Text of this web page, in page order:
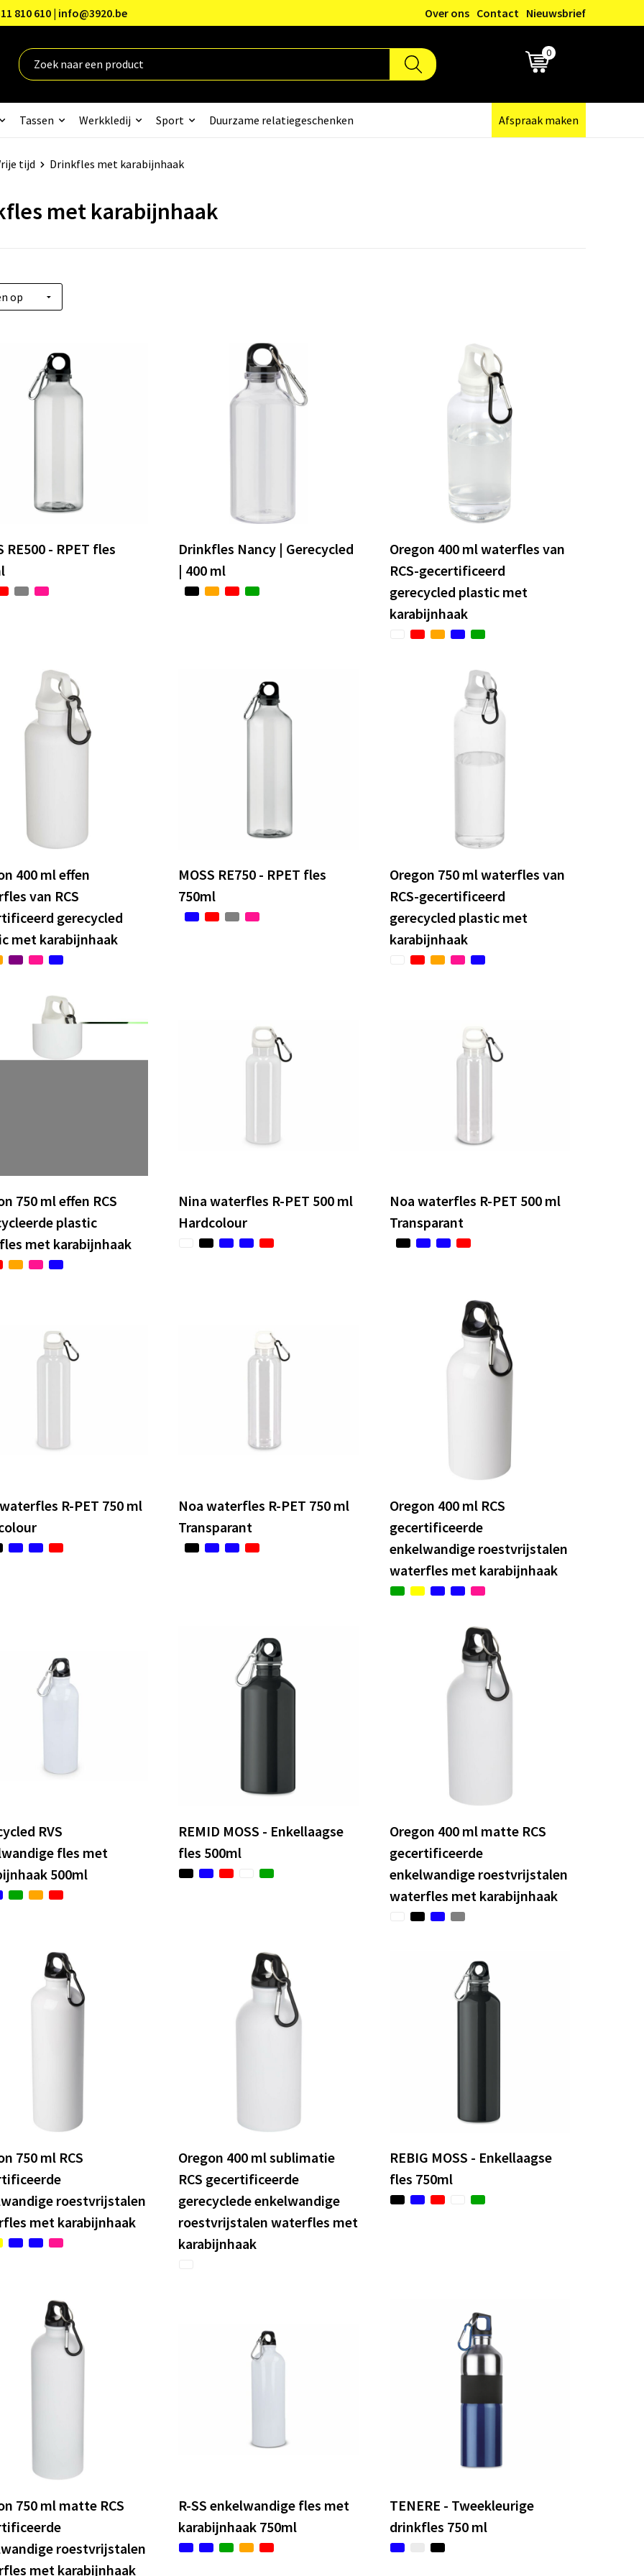
810 610 | info@3920.be Over ons Contact Nieuwsbrief
0
Tassen Werkkledij Sport Duurzame relatiegeschenken Afspraak maken
tijd Drinkfles met karabijnhaak
met karabijnhaak
RE500 - RPET fles
Drinkfles Nancy | Gerecycled
| 400 ml
Oregon 400 ml waterfles van
RCS-gecertificeerd
gerecycled plastic met
karabijnhaak
400 ml effen
van RCS
gerecycled
met karabijnhaak
MOSS RE750 - RPET fles
750ml
Oregon 750 ml waterfles van
RCS-gecertificeerd
gerecycled plastic met
karabijnhaak
750 ml effen RCS
plastic
met karabijnhaak
Nina waterfles R-PET 500 ml
Hardcolour
Noa waterfles R-PET 500 ml
Transparant
R-PET 750 ml
Noa waterfles R-PET 750 ml
Transparant
Oregon 400 ml RCS
gecertificeerde
enkelwandige roestvrijstalen
waterfles met karabijnhaak
RVS
fles met
500ml
REMID MOSS - Enkellaagse
fles 500ml
Oregon 400 ml matte RCS
gecertificeerde
enkelwandige roestvrijstalen
waterfles met karabijnhaak
750 ml RCS
roestvrijstalen
met karabijnhaak
Oregon 400 ml sublimatie
RCS gecertificeerde
gerecyclede enkelwandige
roestvrijstalen waterfles met
karabijnhaak
REBIG MOSS - Enkellaagse
fles 750ml
750 ml matte RCS
roestvrijstalen
met karabijnhaak
R-SS enkelwandige fles met
karabijnhaak 750ml
TENERE - Tweekleurige
drinkfles 750 ml